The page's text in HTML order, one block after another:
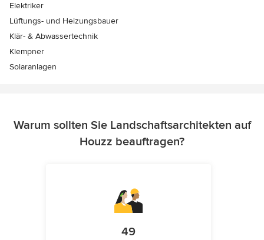
Elektriker
Lüftungs- und Heizungsbauer
Klär- & Abwassertechnik
Klempner
Solaranlagen
Warum sollten Sie Landschaftsarchitekten auf
Houzz beauftragen?
49